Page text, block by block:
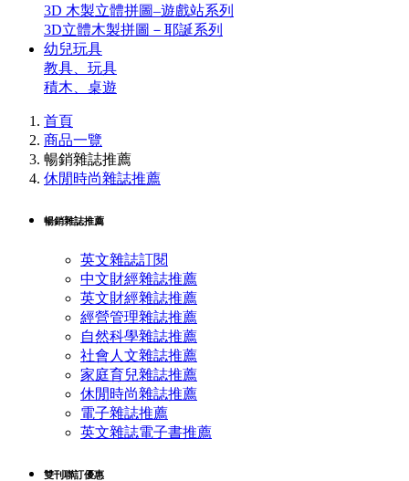
3D 木製立體拼圖–遊戲站系列
3D立體木製拼圖－耶誕系列
幼兒玩具
教具、玩具
積木、桌遊
首頁
商品一覽
暢銷雜誌推薦
休閒時尚雜誌推薦
暢銷雜誌推薦
英文雜誌訂閱
中文財經雜誌推薦
英文財經雜誌推薦
經營管理雜誌推薦
自然科學雜誌推薦
社會人文雜誌推薦
家庭育兒雜誌推薦
休閒時尚雜誌推薦
電子雜誌推薦
英文雜誌電子書推薦
雙刊聯訂優惠